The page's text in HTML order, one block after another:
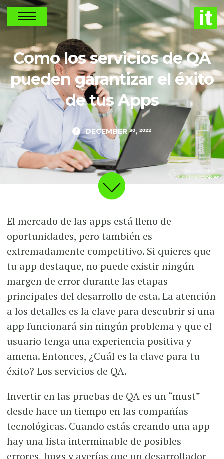
NEWS
Como los servicios de QA
pueden garantizar el éxito
de tus Apps
DECEMBER 30, 2022
Este website
utilizacookies
El mercado de las apps está lleno de
oportunidades, pero también es
extremadamente competitivo. Si quieres que
tu app destaque, no puede existir ningún
margen de error durante las etapas
principales del desarrollo de esta. La atención
a los detalles es la clave para descubrir si una
app funcionará sin ningún problema y que el
usuario tenga una experiencia positiva y
amena. Entonces, ¿Cuál es la clave para tu
éxito? Los servicios de QA.
Invertir en las pruebas de QA es un “must”
desde hace un tiempo en las compañías
tecnológicas. Cuando estás creando una app
hay una lista interminable de posibles
errores, bugs y averías que un desarrollador